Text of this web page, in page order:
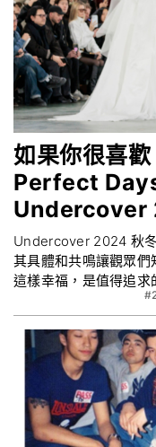
如果你很喜
Perfect
Undercover
Undercover 2024 秋
其具體和共鳴讓觀眾
這樣幸福，是值得追求